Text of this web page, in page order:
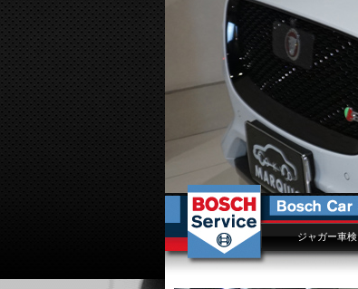
ジャガー車検
ジャガー車検概要
ジャガー車検費用
車検入庫予約